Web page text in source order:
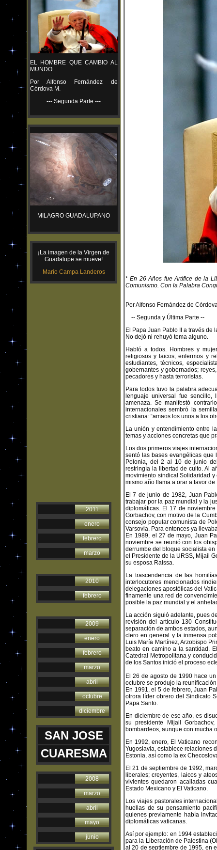
EL HOMBRE QUE CAMBIO AL
MUNDO
Por Alfonso Fernández de
Córdova M.
--- Segunda Parte ---
MILAGRO GUADALUPANO
¡La imagen de la Virgen de
Guadalupe se mueve!
Mario Campa Landeros
2011
enero
febrero
marzo
2010
febrero
2009
enero
febrero
marzo
abril
octubre
diciembre
SAN JOSE
CUARESMA
2008
marzo
abril
mayo
junio
* En 26 Años fue Artífice de la
Comunismo. Con la Palabra
Por Alfonso Fernández de
-- Segunda y Última Parte --
El Papa Juan Pablo II a través de
No dejó ni rehuyó tema alguno.
Habló a todos. Hombres y
religiosos y laicos; enfermos y
estudiantes, técnicos,
gobernantes y gobernados;
pecadores y hasta terroristas.
Para todos tuvo la palabra
lenguaje universal fue
amenaza. Se manifestó
internacionales sembró la
cristiana: “amaos los unos a los
La unión y entendimiento entre
temas y acciones concretas que
Los dos primeros viajes
sentó las bases evangélicas que
Polonia, del 2 al 10 de junio
restringía la libertad de culto. Al
movimiento sindical Solidaridad
mismo año llama a orar a favor
El 7 de junio de 1982, Juan
trabajar por la paz mundial y la
diplomáticas. El 17 de
Gorbachov, con motivo de la
consejo popular comunista de
Varsovia. Para entonces ya
En 1989, el 27 de mayo, Juan
noviembre se reunió con los
derrumbe del bloque socialista
el Presidente de la URSS, Mijail
su esposa Raissa.
La trascendencia de las
interlocutores mencionados
delegaciones apostólicas del
finamente una red de
posible la paz mundial y el
La acción siguió adelante, pues
revisión del artículo 130
separación de ambos estados,
clero en general y la inmensa
Luis María Martínez, Arzobispo
beato en camino a la santidad.
Catedral Metropolitana y
de los Santos inició el proceso
El 26 de agosto de 1990 hace
octubre se produjo la
En 1991, el 5 de febrero, Juan
otrora líder obrero del Sindicato
Papa Santo.
En diciembre de ese año, es
su presidente Mijail
bombardeos, aunque con mucha
En 1992, enero, El Vaticano
Yugoslavia, establece relaciones
Estonia, así como la ex
El 21 de septiembre de 1992,
liberales; creyentes, laicos y
vivientes quedaron acalladas
Estado Mexicano y El Vaticano.
Los viajes pastorales
huellas de su pensamiento
quienes previamente había
diplomáticas vaticanas.
Así por ejemplo: en 1994
para la Liberación de Palestina
al 20 de septiembre de 1995, en